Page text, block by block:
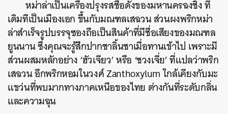
หม่าล่าเป็นเครื่องปรุงรสชื่อดังของมหานครฉงชิ่ง ที่
เดิมทีเป็นเมืองเอก ขึ้นกับมณฑลเสฉวน ส่วนผงพริกหม่า
ล่าสำเร็จรูปบรรจุซองถือเป็นสินค้าที่มีชื่อเสียงของมณฑล
ยูนนาน ซึ่งคุณจะรู้สึกปากชาลิ้นชาเมื่อทานเข้าไป เพราะมี
ส่วนผสมหลักอย่าง ‘ฮัวเจียว’ หรือ ‘ชวงเจี่ย’ ที่แปลว่าพริก
เสฉวน อีกพริกหอมในวงศ์ Zanthoxylum ใกล้เคียงกับมะ
แขว่นที่พบมากทางภาคเหนือของไทย ต่างกันที่ระดับกลิ่น
และความฉุน